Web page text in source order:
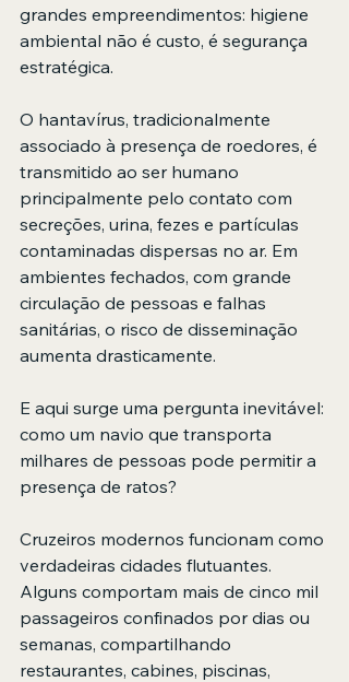
grandes empreendimentos: higiene
ambiental não é custo, é segurança
estratégica.
O hantavírus, tradicionalmente
associado à presença de roedores, é
transmitido ao ser humano
principalmente pelo contato com
secreções, urina, fezes e partículas
contaminadas dispersas no ar. Em
ambientes fechados, com grande
circulação de pessoas e falhas
sanitárias, o risco de disseminação
aumenta drasticamente.
E aqui surge uma pergunta inevitável:
como um navio que transporta
milhares de pessoas pode permitir a
presença de ratos?
Cruzeiros modernos funcionam como
verdadeiras cidades flutuantes.
Alguns comportam mais de cinco mil
passageiros confinados por dias ou
semanas, compartilhando
restaurantes, cabines, piscinas,